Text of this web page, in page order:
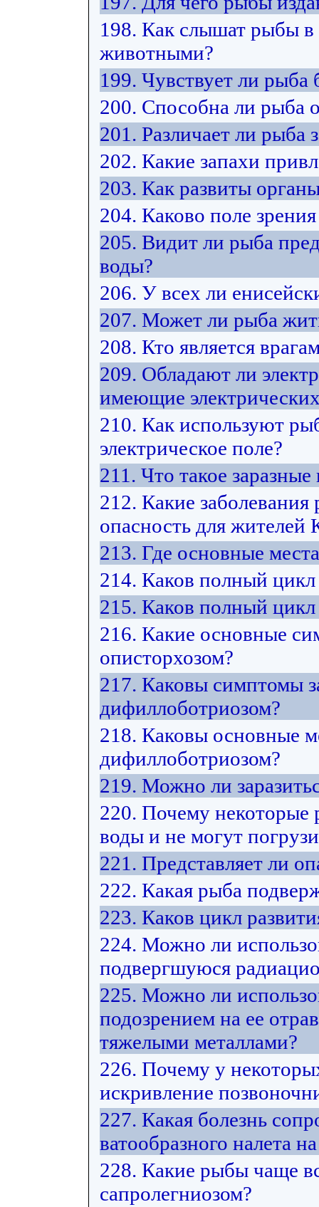
198. Как слышат рыбы в
животными?
199. Чувствует ли рыба
200. Способна ли рыба
201. Различает ли рыба
202. Какие запахи
203. Как развиты
204. Каково поле
205. Видит ли рыба
воды?
206. У всех ли
207. Может ли рыба
208. Кто является
209. Обладают ли
имеющие
210. Как используют
электрическое поле?
211. Что такое
212. Какие
опасность для жителей
213. Где основные
214. Каков полный цикл
215. Каков полный цикл
216. Какие основные
описторхозом?
217. Каковы симптомы
дифиллоботриозом?
218. Каковы основные
дифиллоботриозом?
219. Можно ли
220. Почему некоторые
воды и не могут
221. Представляет ли
222. Какая рыба
223. Каков цикл
224. Можно ли
подвергшуюся
225. Можно ли
подозрением на ее
тяжелыми металлами?
226. Почему у
искривление
227. Какая болезнь
ватообразного налета
228. Какие рыбы чаще
сапролегниозом?